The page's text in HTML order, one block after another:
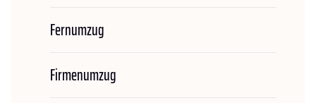
Fernumzug
Firmenumzug